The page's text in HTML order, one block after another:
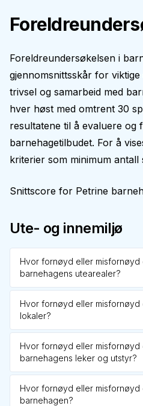
Foreldreundersøkelsen i
gjennomsnittsskår for
trivsel og samarbeid med
hver høst med omtrent 30
resultatene til å evaluere og
barnehagetilbudet. For å
kriterier som minimum
Snittscore for Petrine
Ute- og innemiljø
Hvor fornøyd eller misfornøyd
barnehagens utearealer?
Hvor fornøyd eller misfornøyd
lokaler?
Hvor fornøyd eller misfornøyd
barnehagens leker og utstyr?
Hvor fornøyd eller
barnehagen?